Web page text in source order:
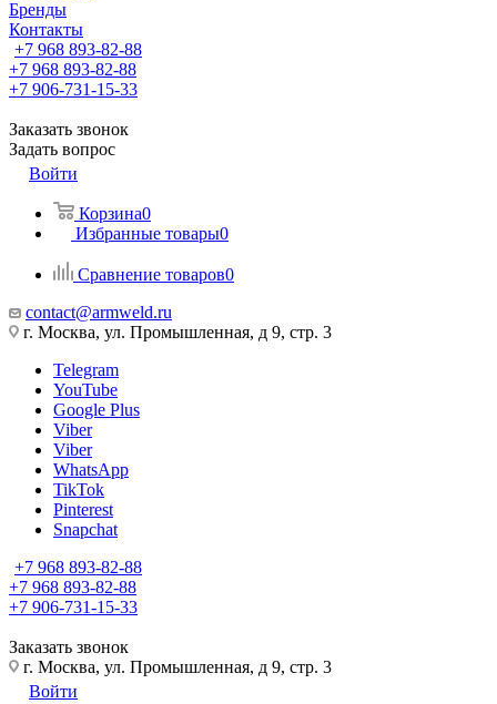
Бренды
Контакты
+7 968 893-82-88
+7 968 893-82-88
+7 906-731-15-33
Заказать звонок
Задать вопрос
Войти
Корзина0
Избранные товары0
Сравнение товаров0
contact@armweld.ru
г. Москва, ул. Промышленная, д 9, стр. 3
Telegram
YouTube
Google Plus
Viber
Viber
WhatsApp
TikTok
Pinterest
Snapchat
+7 968 893-82-88
+7 968 893-82-88
+7 906-731-15-33
Заказать звонок
г. Москва, ул. Промышленная, д 9, стр. 3
Войти